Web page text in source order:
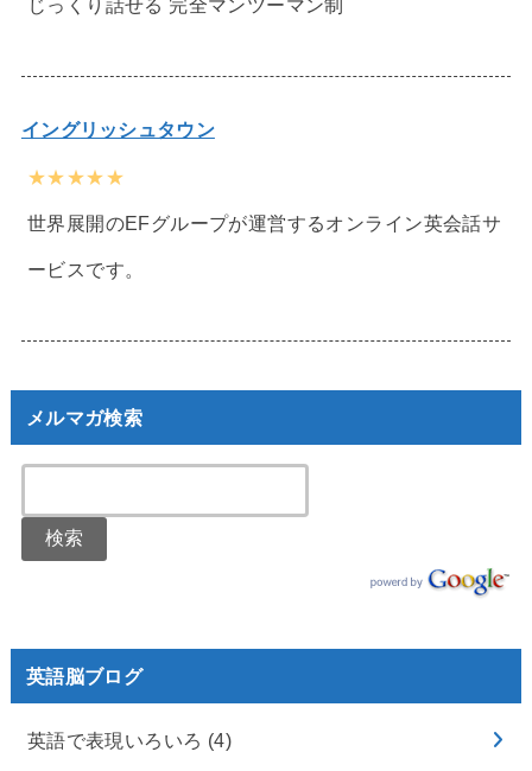
じっくり話せる 完全マンツーマン制
イングリッシュタウン
★★★★★
世界展開のEFグループが運営するオンライン英会話サ
ービスです。
メルマガ検索
英語脳ブログ
英語で表現いろいろ (4)